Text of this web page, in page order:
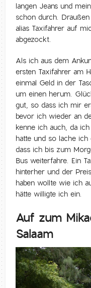
langen Jeans und
schon durch.
alias Taxifahrer auf
abgezockt.
Als ich aus dem
ersten Taxifahrer am
einmal Geld in der
um einen herum.
gut, so dass ich mir
bevor ich wieder an
kenne ich auch, da
hatte und so lache ich
dass ich bis zum
Bus weiterfahre. Ein
hinterher und der
haben wollte wie ich
hätte willigte ich ein.
Auf zum
Salaam